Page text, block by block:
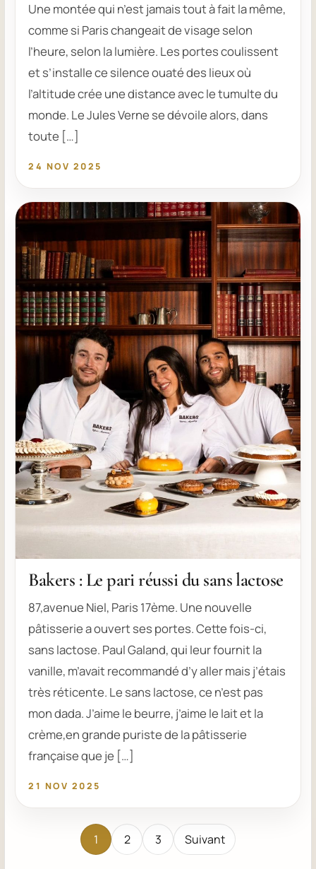
Une montée qui n’est jamais tout à fait la même,
comme si Paris changeait de visage selon
l’heure, selon la lumière. Les portes coulissent
et s’installe ce silence ouaté des lieux où
l’altitude crée une distance avec le tumulte du
monde. Le Jules Verne se dévoile alors, dans
toute […]
24 NOV 2025
Bakers : Le pari réussi du sans lactose
87,avenue Niel, Paris 17ème. Une nouvelle
pâtisserie a ouvert ses portes. Cette fois-ci,
sans lactose. Paul Galand, qui leur fournit la
vanille, m’avait recommandé d’y aller mais j’étais
très réticente. Le sans lactose, ce n’est pas
mon dada. J’aime le beurre, j’aime le lait et la
crème,en grande puriste de la pâtisserie
française que je […]
21 NOV 2025
Pagination des publications
1 2 3 Suivant